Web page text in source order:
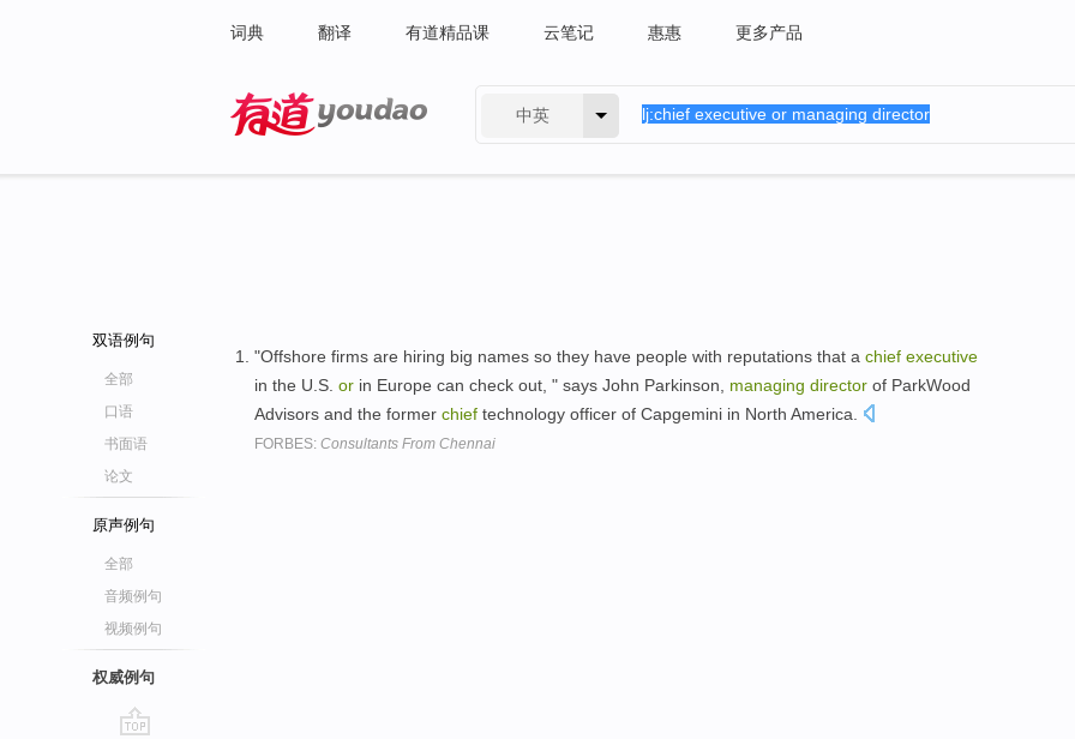
词典 翻译 有道精品课 云笔记 惠惠 更多产品
中英
双语例句
全部
口语
书面语
论文
原声例句
全部
音频例句
视频例句
权威例句
"Offshore firms are hiring big names so they have people with reputations that a chief executive
in the U.S. or in Europe can check out, " says John Parkinson, managing director of ParkWood
Advisors and the former chief technology officer of Capgemini in North America.
FORBES: Consultants From Chennai